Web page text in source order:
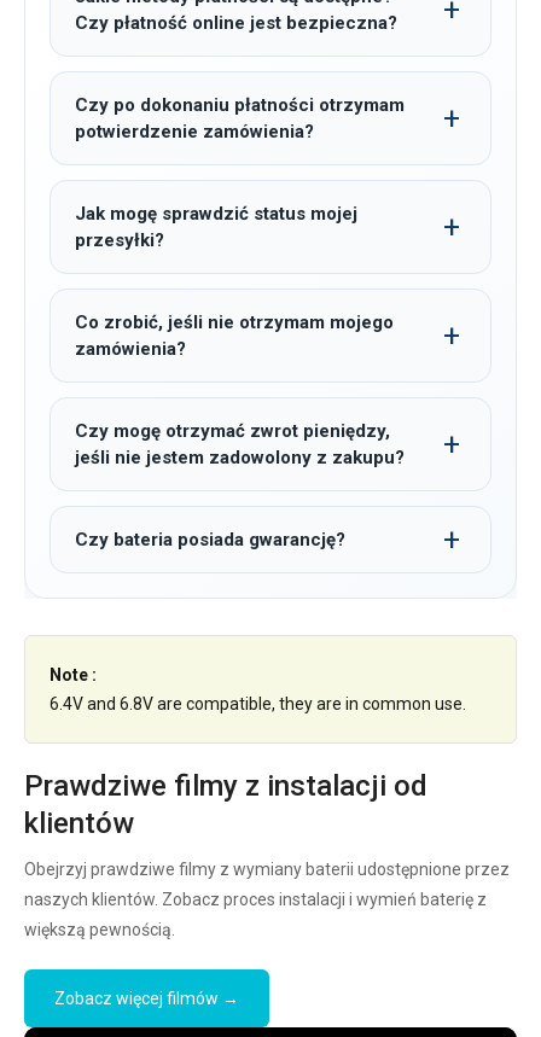
Czy płatność online jest bezpieczna?
Czy po dokonaniu płatności otrzymam
potwierdzenie zamówienia?
Jak mogę sprawdzić status mojej
przesyłki?
Co zrobić, jeśli nie otrzymam mojego
zamówienia?
Czy mogę otrzymać zwrot pieniędzy,
jeśli nie jestem zadowolony z zakupu?
Czy bateria posiada gwarancję?
Note :
6.4V and 6.8V are compatible, they are in common use.
Prawdziwe filmy z instalacji od
klientów
Obejrzyj prawdziwe filmy z wymiany baterii udostępnione przez
naszych klientów. Zobacz proces instalacji i wymień baterię z
większą pewnością.
Zobacz więcej filmów →